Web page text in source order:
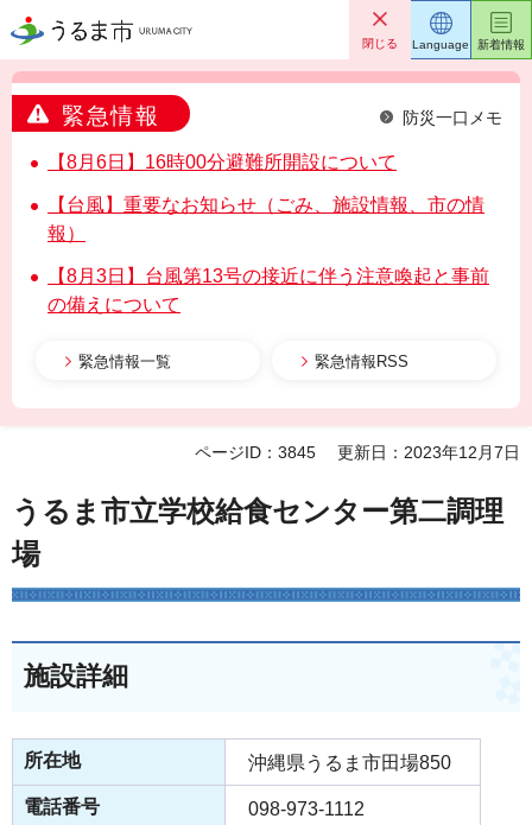
うるま市 閉じる
緊急情報 防災一口メモ
【8月6日】16時00分避難所開設について
【台風】重要なお知らせ（ごみ、施設情報、市の情
報）
【8月3日】台風第13号の接近に伴う注意喚起と事前
の備えについて
緊急情報一覧 緊急情報RSS
Language 新着情報
ページID：3845 更新日：2023年12月7日
うるま市立学校給食センター第二調理
場
施設詳細
所在地 沖縄県うるま市田場850
電話番号 098-973-1112